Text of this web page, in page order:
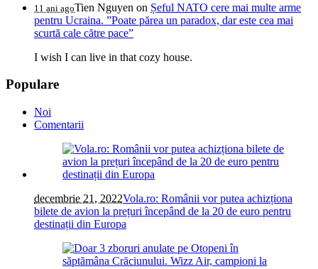
11 ani agoTien Nguyen on Șeful NATO cere mai multe arme
pentru Ucraina. ”Poate părea un paradox, dar este cea mai
scurtă cale către pace”
I wish I can live in that cozy house.
Populare
Noi
Comentarii
decembrie 21, 2022Vola.ro: Românii vor putea achizționa
bilete de avion la prețuri începând de la 20 de euro pentru
destinații din Europa